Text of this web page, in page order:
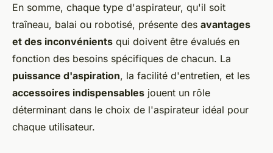
En somme, chaque type d'aspirateur, qu'il soit
traîneau, balai ou robotisé, présente des avantages
et des inconvénients qui doivent être évalués en
fonction des besoins spécifiques de chacun. La
puissance d'aspiration, la facilité d'entretien, et les
accessoires indispensables jouent un rôle
déterminant dans le choix de l'aspirateur idéal pour
chaque utilisateur.